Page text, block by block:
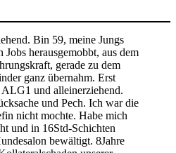
Bin 59, meine Jungs
herausgemobbt, aus dem
gerade zu dem
ganz übernahm. Erst
und alleinerziehend.
und Pech. Ich war die
nicht mochte. Habe mich
und in 16Std-Schichten
bewältigt. 8Jahre